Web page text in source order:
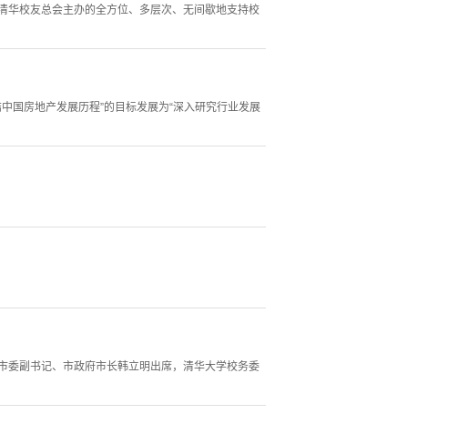
校友总会主办的全方位、多层次、无间歇地支持校
国房地产发展历程”的目标发展为“深入研究行业发展
副书记、市政府市长韩立明出席，清华大学校务委